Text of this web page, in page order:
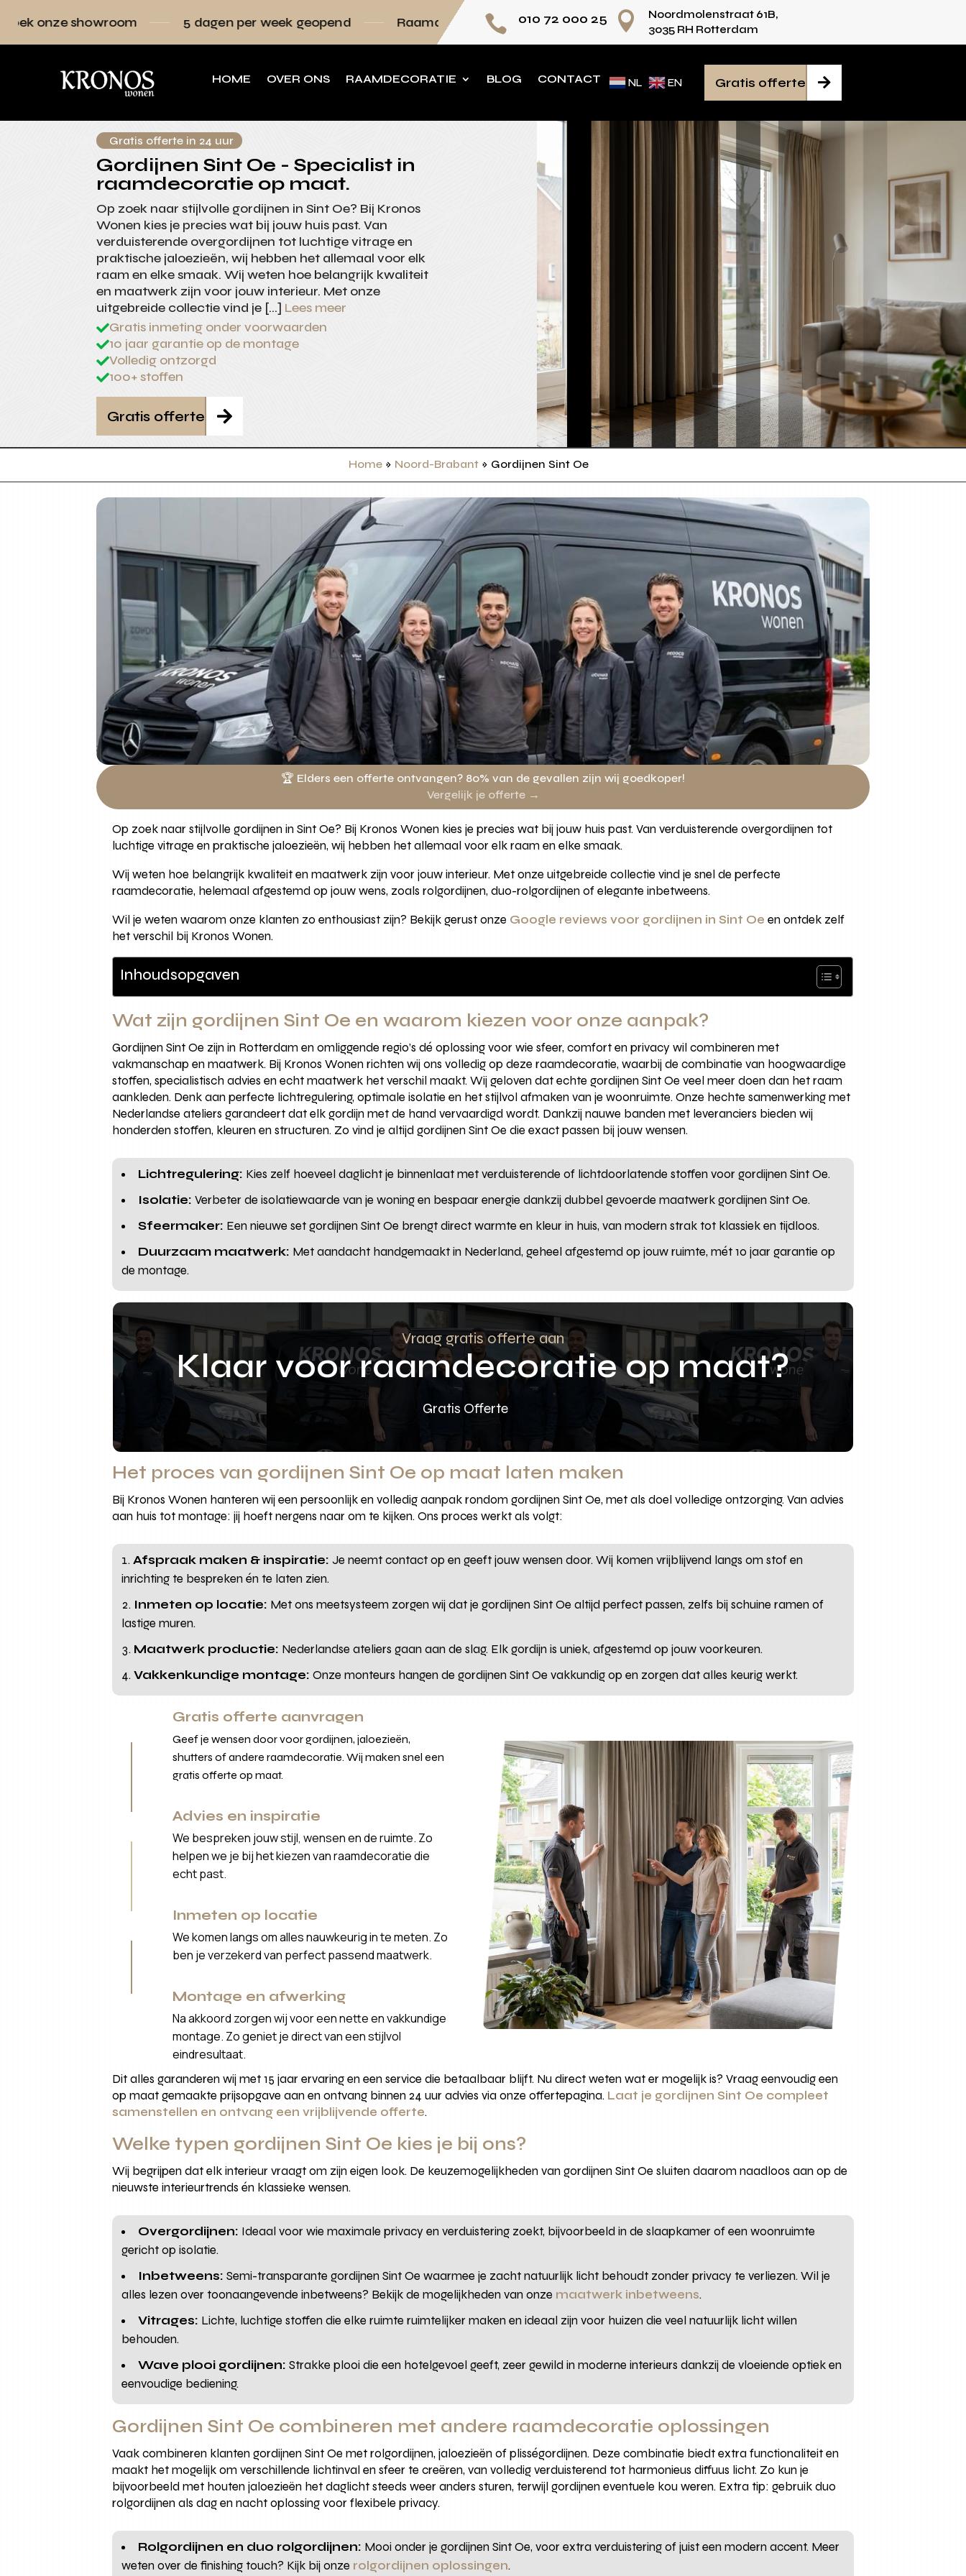
5 dagen per week geopend Raamdecoratie volledig op maat Persoonlijk advies voor iedere ruimte
 010 72 000 25 
Noordmolenstraat 61B,
3035 RH Rotterdam
HOME OVER ONS RAAMDECORATIE BLOG CONTACT NL EN 
Gratis offerte
Gratis offerte in 24 uur
Gordijnen Sint Oe - Specialist in
raamdecoratie op maat.
Op zoek naar stijlvolle gordijnen in Sint Oe? Bij Kronos
Wonen kies je precies wat bij jouw huis past. Van
verduisterende overgordijnen tot luchtige vitrage en
praktische jaloezieën, wij hebben het allemaal voor elk
raam en elke smaak. Wij weten hoe belangrijk kwaliteit
en maatwerk zijn voor jouw interieur. Met onze
uitgebreide collectie vind je […] Lees meer
Gratis inmeting onder voorwaarden
10 jaar garantie op de montage
Volledig ontzorgd
100+ stoffen

Gratis offerte
Home » Noord-Brabant » Gordijnen Sint Oe
🏆 Elders een offerte ontvangen? 80% van de gevallen zijn wij goedkoper!
Vergelijk je offerte →
Op zoek naar stijlvolle gordijnen in Sint Oe? Bij Kronos Wonen kies je precies wat bij jouw huis past. Van verduisterende overgordijnen tot
luchtige vitrage en praktische jaloezieën, wij hebben het allemaal voor elk raam en elke smaak.
Wij weten hoe belangrijk kwaliteit en maatwerk zijn voor jouw interieur. Met onze uitgebreide collectie vind je snel de perfecte
raamdecoratie, helemaal afgestemd op jouw wens, zoals rolgordijnen, duo-rolgordijnen of elegante inbetweens.
Wil je weten waarom onze klanten zo enthousiast zijn? Bekijk gerust onze Google reviews voor gordijnen in Sint Oe en ontdek zelf
het verschil bij Kronos Wonen.
Inhoudsopgaven
Wat zijn gordijnen Sint Oe en waarom kiezen voor onze aanpak?
Gordijnen Sint Oe zijn in Rotterdam en omliggende regio’s dé oplossing voor wie sfeer, comfort en privacy wil combineren met
vakmanschap en maatwerk. Bij Kronos Wonen richten wij ons volledig op deze raamdecoratie, waarbij de combinatie van hoogwaardige
stoffen, specialistisch advies en echt maatwerk het verschil maakt. Wij geloven dat echte gordijnen Sint Oe veel meer doen dan het raam
aankleden. Denk aan perfecte lichtregulering, optimale isolatie en het stijlvol afmaken van je woonruimte. Onze hechte samenwerking met
Nederlandse ateliers garandeert dat elk gordijn met de hand vervaardigd wordt. Dankzij nauwe banden met leveranciers bieden wij
honderden stoffen, kleuren en structuren. Zo vind je altijd gordijnen Sint Oe die exact passen bij jouw wensen.
Lichtregulering: Kies zelf hoeveel daglicht je binnenlaat met verduisterende of lichtdoorlatende stoffen voor gordijnen Sint Oe.
Isolatie: Verbeter de isolatiewaarde van je woning en bespaar energie dankzij dubbel gevoerde maatwerk gordijnen Sint Oe.
Sfeermaker: Een nieuwe set gordijnen Sint Oe brengt direct warmte en kleur in huis, van modern strak tot klassiek en tijdloos.
Duurzaam maatwerk: Met aandacht handgemaakt in Nederland, geheel afgestemd op jouw ruimte, mét 10 jaar garantie op
de montage.
Vraag gratis offerte aan
Klaar voor raamdecoratie op maat?
Gratis Offerte
Het proces van gordijnen Sint Oe op maat laten maken
Bij Kronos Wonen hanteren wij een persoonlijk en volledig aanpak rondom gordijnen Sint Oe, met als doel volledige ontzorging. Van advies
aan huis tot montage: jij hoeft nergens naar om te kijken. Ons proces werkt als volgt:
Afspraak maken & inspiratie: Je neemt contact op en geeft jouw wensen door. Wij komen vrijblijvend langs om stof en
inrichting te bespreken én te laten zien.
Inmeten op locatie: Met ons meetsysteem zorgen wij dat je gordijnen Sint Oe altijd perfect passen, zelfs bij schuine ramen of
lastige muren.
Maatwerk productie: Nederlandse ateliers gaan aan de slag. Elk gordijn is uniek, afgestemd op jouw voorkeuren.
Vakkenkundige montage: Onze monteurs hangen de gordijnen Sint Oe vakkundig op en zorgen dat alles keurig werkt.
Gratis offerte aanvragen
Geef je wensen door voor gordijnen, jaloezieën,
shutters of andere raamdecoratie. Wij maken snel een
gratis offerte op maat.
Advies en inspiratie
We bespreken jouw stijl, wensen en de ruimte. Zo
helpen we je bij het kiezen van raamdecoratie die
echt past.
Inmeten op locatie
We komen langs om alles nauwkeurig in te meten. Zo
ben je verzekerd van perfect passend maatwerk.
Montage en afwerking
Na akkoord zorgen wij voor een nette en vakkundige
montage. Zo geniet je direct van een stijlvol
eindresultaat.
Dit alles garanderen wij met 15 jaar ervaring en een service die betaalbaar blijft. Nu direct weten wat er mogelijk is? Vraag eenvoudig een
op maat gemaakte prijsopgave aan en ontvang binnen 24 uur advies via onze offertepagina. Laat je gordijnen Sint Oe compleet
samenstellen en ontvang een vrijblijvende offerte.
Welke typen gordijnen Sint Oe kies je bij ons?
Wij begrijpen dat elk interieur vraagt om zijn eigen look. De keuzemogelijkheden van gordijnen Sint Oe sluiten daarom naadloos aan op de
nieuwste interieurtrends én klassieke wensen.
Overgordijnen: Ideaal voor wie maximale privacy en verduistering zoekt, bijvoorbeeld in de slaapkamer of een woonruimte
gericht op isolatie.
Inbetweens: Semi-transparante gordijnen Sint Oe waarmee je zacht natuurlijk licht behoudt zonder privacy te verliezen. Wil je
alles lezen over toonaangevende inbetweens? Bekijk de mogelijkheden van onze maatwerk inbetweens.
Vitrages: Lichte, luchtige stoffen die elke ruimte ruimtelijker maken en ideaal zijn voor huizen die veel natuurlijk licht willen
behouden.
Wave plooi gordijnen: Strakke plooi die een hotelgevoel geeft, zeer gewild in moderne interieurs dankzij de vloeiende optiek en
eenvoudige bediening.
Gordijnen Sint Oe combineren met andere raamdecoratie oplossingen
Vaak combineren klanten gordijnen Sint Oe met rolgordijnen, jaloezieën of plisségordijnen. Deze combinatie biedt extra functionaliteit en
maakt het mogelijk om verschillende lichtinval en sfeer te creëren, van volledig verduisterend tot harmonieus diffuus licht. Zo kun je
bijvoorbeeld met houten jaloezieën het daglicht steeds weer anders sturen, terwijl gordijnen eventuele kou weren. Extra tip: gebruik duo
rolgordijnen als dag en nacht oplossing voor flexibele privacy.
Rolgordijnen en duo rolgordijnen: Mooi onder je gordijnen Sint Oe, voor extra verduistering of juist een modern accent. Meer
weten over de finishing touch? Kijk bij onze rolgordijnen oplossingen.